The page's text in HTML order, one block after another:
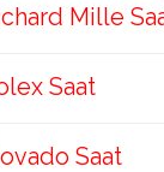
Mille
Saat
Saat